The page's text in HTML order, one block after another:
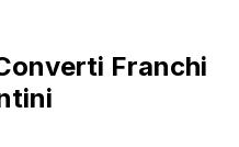
Franchi